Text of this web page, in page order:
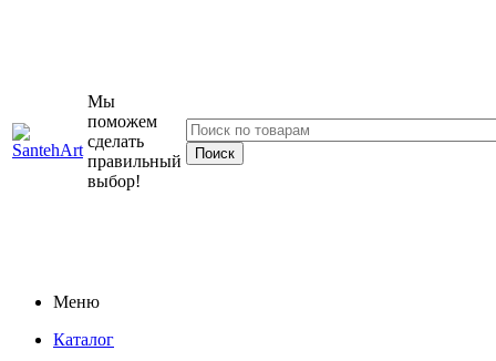
Мы
поможем
сделать
правильный
выбор!
Меню
Каталог